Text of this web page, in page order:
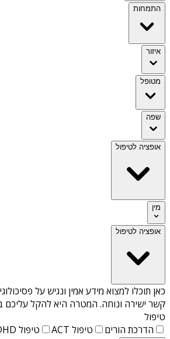
התמחות
איזור
מטופל
שפה
אופציה לטיפול
מין
אופציה לטיפול
כאן תוכלו למצוא מידע אמין ונגיש על
קשר ישירה ונוחה. המטרה היא להקל עליכם
טיפול
הדרכת הורים
טיפול ACT טיפול ADHD